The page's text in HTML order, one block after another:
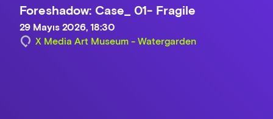
Foreshadow: Case_ 01- Fragile
29 Mayıs 2026, 18:30
X Media Art Museum - Watergarden